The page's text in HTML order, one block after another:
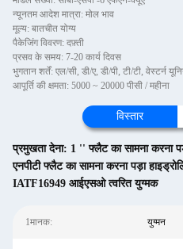
न्यूनतम आदेश मात्रा: मोल भाव
मूल्य: बातचीत योग्य
पैकेजिंग विवरण: दफ़्ती
प्रसव के समय: 7-20 कार्य दिवस
भुगतान शर्तें: एल/सी, डी/ए, डी/पी, टी/टी, वेस्टर्न
आपूर्ति की क्षमता: 5000 ~ 20000 पीसी / महीना
विस्तार
प्रमुखता देना: 1 '' फ्लैट का सामना करना
एनपीटी फ्लैट का सामना करना पड़ा
IATF16949 आईएसओ त्वरित युग्मक
1मानक: युग्मन